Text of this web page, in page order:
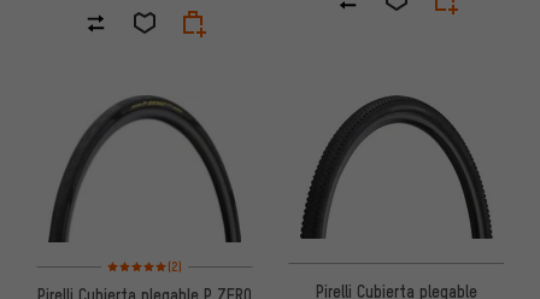
Valoración media: 5 de 5 basada en 2 reseñas
(2)
Pirelli Cubierta plegable P ZERO Pirelli Cubierta plegable